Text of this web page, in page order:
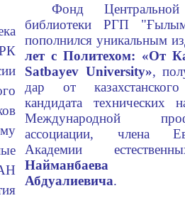
Фонд
библиотеки РГП
пополнился уникальным
лет с Политехом: «От
Satbayev University»,
дар от
кандидата технических
Международной
ассоциации, члена
Академии
Найманбаева
Абдуалиевича.